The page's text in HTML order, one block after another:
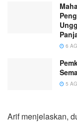
6
5
Arif menjelaskan,